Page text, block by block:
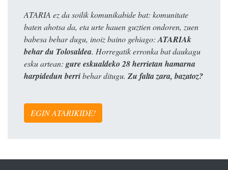
ATARIA ez da soilik komunikabide bat: komunitate
baten ahotsa da, eta urte hauen guztien ondoren, zuen
babesa behar dugu, inoiz baino gehiago: ATARIAk
behar du Tolosaldea. Horregatik erronka bat daukagu
esku artean: gure eskualdeko 28 herrietan hamarna
harpidedun berribehar ditugu. Zu falta zara, bazatoz?
EGIN ATARIKIDE!